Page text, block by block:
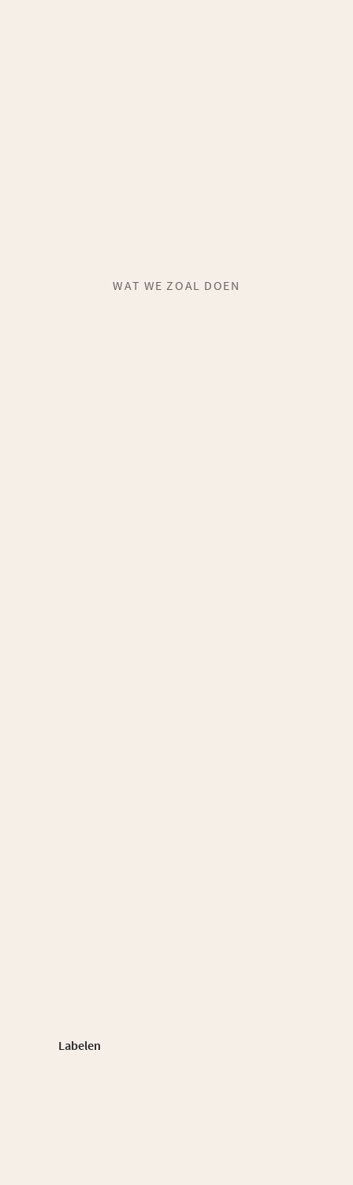
WAT WE ZOAL DOEN
Labelen